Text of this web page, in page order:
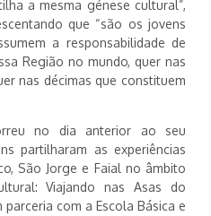
a mesma génese cultural”,
que “são os jovens
a responsabilidade de
Região no mundo, quer nas
nas décimas que constituem
no dia anterior ao seu
partilharam as experiências
São Jorge e Faial no âmbito
Viajando nas Asas do
parceria com a Escola Básica e